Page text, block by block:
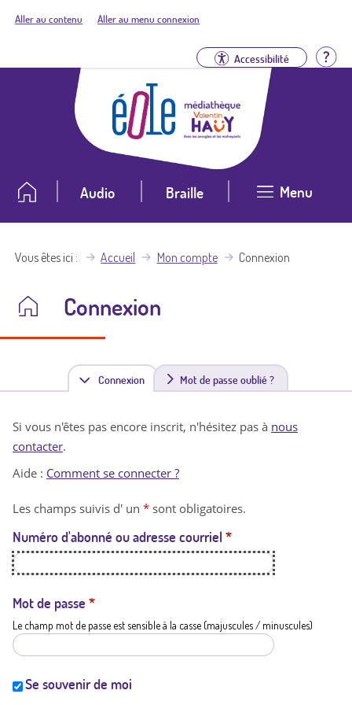
Aller au contenu Aller au menu connexion
Accessibilité
Audio Braille Menu
Vous êtes ici Accueil Mon compte Connexion
Connexion
Connexion(
n
t
a
t
i
Mot de passe oublié ?
Si vous n'êtes pas encore inscrit, n'hésitez pas à nous
contacter.
Aide : Comment se connecter ?
Les champs suivis d' un * sont obligatoires.
Numéro d'abonné ou adresse courriel *
Mot de passe *
Le champ mot de passe est sensible à la casse (majuscules / minuscules)
Se souvenir de moi